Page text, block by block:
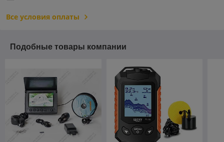
Все условия оплаты
Подобные товары компании